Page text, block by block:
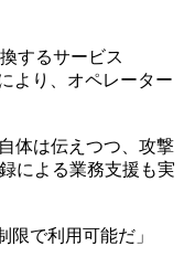
するサービス
より、オペレーター
体は伝えつつ、攻撃
による業務支援も実
で利用可能だ」